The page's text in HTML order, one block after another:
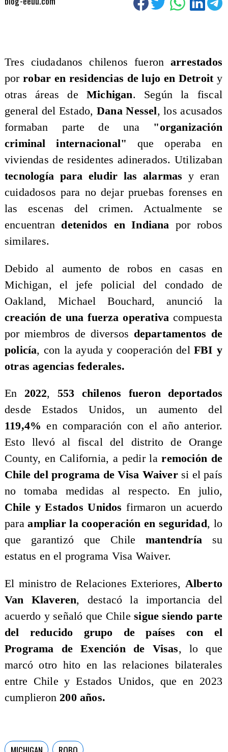
Tres ciudadanos chilenos fueronarrestados
porrobar en residencias de lujo en Detroit y
otras áreas de Michigan. Según la fiscal
general del Estado, Dana Nessel, los acusados
formaban parte de una "organización
criminal internacional" que operaba en
viviendas de residentes adinerados. Utilizaban
tecnología para eludir las alarmasy eran
cuidadosos para no dejar pruebas forenses en
las escenas del crimen. Actualmente se
encuentran detenidos en Indiana por robos
similares.
Debido al aumento de robos en casas en
Michigan, el jefe policial del condado de
Oakland, Michael Bouchard, anunció la
creación de una fuerza operativacompuesta
por miembros de diversos departamentos de
policía, con la ayuda y cooperación delFBI y
otras agencias federales.
En 2022, 553 chilenos fueron deportados
desde Estados Unidos, un aumento del
119,4% en comparación con el año anterior.
Esto llevó al fiscal del distrito de Orange
County, en California, a pedir laremoción de
Chile del programa de Visa Waiver si el país
no tomaba medidas al respecto. En julio,
Chile y Estados Unidos firmaron un acuerdo
paraampliar la cooperación en seguridad, lo
que garantizó que Chile mantendría su
estatus en el programa Visa Waiver.
El ministro de Relaciones Exteriores, Alberto
Van Klaveren, destacó la importancia del
acuerdo y señaló que Chilesigue siendo parte
del reducido grupo de países con el
Programa de Exención de Visas, lo que
marcó otro hito en las relaciones bilaterales
entre Chile y Estados Unidos, que en 2023
cumplieron 200 años.